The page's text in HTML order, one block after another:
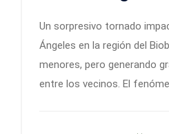
Un sorpresivo tornado
Ángeles en la región del
menores, pero generando
entre los vecinos. El